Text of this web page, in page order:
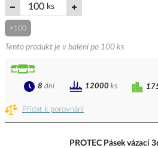
ks
+100
Tento produkt je v balení po 100 ks
Přidat k porovnání
8 dní 12000 ks
PROTEC Pásek vázací